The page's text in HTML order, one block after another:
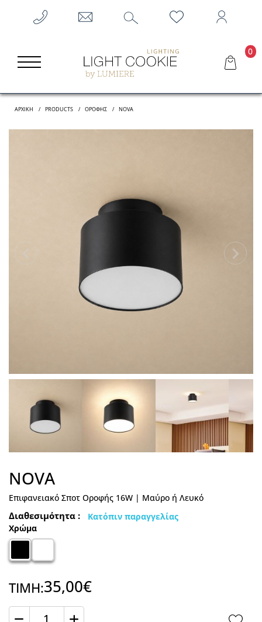
0
ΑΡΧΙΚΗ PRODUCTS ΟΡΟΦΉΣ NOVA
NOVA
Επιφανειακό Σποτ Οροφής 16W | Μαύρο ή Λευκό
Διαθεσιμότητα :
Κατόπιν παραγγελίας
Χρώμα
ΤΙΜΗ:35,00€